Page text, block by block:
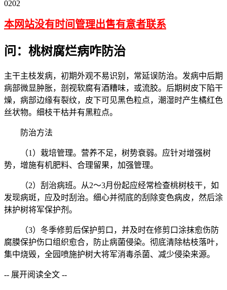
0202
本网站没有时间管理出售有意者联系
问：桃树腐烂病咋防治
主干主枝发病，初期外观不易识别，常延误防治。发病中后期
病部微显肿胀，剖视软腐有酒糟味，或流胶。后期树皮下陷干
燥，病部边缘有裂纹，皮下可见黑色粒点，潮湿时产生橘红色
丝状物。细枝干枯并有黑粒点。
防治方法
（1）栽培管理。营养不足，树势衰弱。应针对增强树
势，增施有机肥料、合理留果，加强管理。
（2）刮治病班。从2～3月份起应经常检查桃树枝干，如
发现病斑，应及时刮治。细心并彻底的刮除变色病皮，然后涂
抹护树将军保护剂。
（3）冬季修剪后保护剪口，并及时在修剪口涂抹愈伤防
腐膜保护伤口组织愈合，防止病菌侵染。彻底清除枯枝落叶，
集中烧毁，全园喷施护树大将军消毒杀菌、减少侵染来源。
-- 展开阅读全文 --